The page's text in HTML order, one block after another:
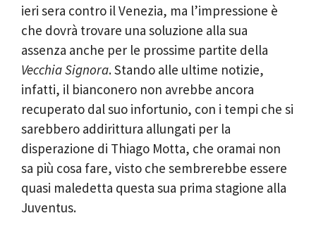
ieri sera contro il Venezia, ma l’impressione è
che dovrà trovare una soluzione alla sua
assenza anche per le prossime partite della
Vecchia Signora. Stando alle ultime notizie,
infatti, il bianconero non avrebbe ancora
recuperato dal suo infortunio, con i tempi che si
sarebbero addirittura allungati per la
disperazione di Thiago Motta, che oramai non
sa più cosa fare, visto che sembrerebbe essere
quasi maledetta questa sua prima stagione alla
Juventus.